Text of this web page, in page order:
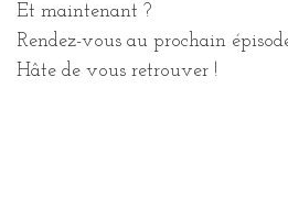
Et maintenant ?
Rendez-vous au prochain
Hâte de vous retrouver !